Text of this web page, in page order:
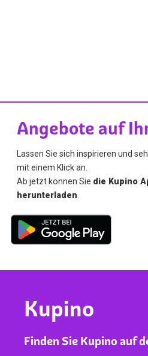
Angebote auf
Lassen Sie sich inspirieren und
mit einem Klick an.
Ab jetzt können Sie die Kupino
herunterladen
Kupino
Finden Sie Kupino auf